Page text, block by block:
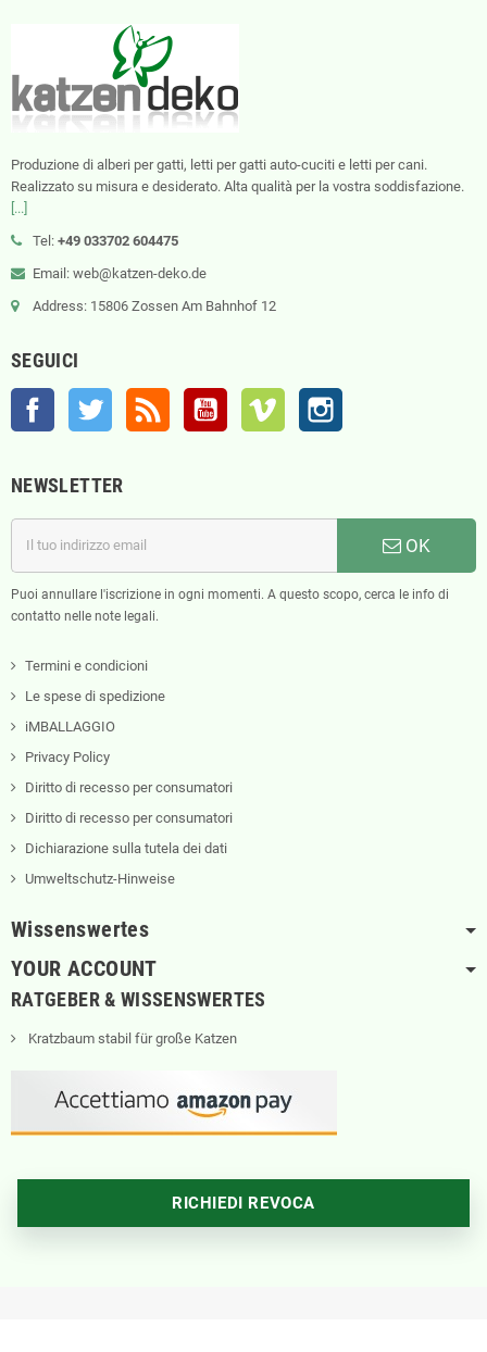
Produzione di alberi per gatti, letti per gatti auto-cuciti e letti per cani.
Realizzato su misura e desiderato. Alta qualità per la vostra soddisfazione.
[...]
Tel: +49 033702 604475
Email: web@katzen-deko.de
Address: 15806 Zossen Am Bahnhof 12
SEGUICI
Facebook Twitter YouTube Vimeo
NEWSLETTER
OK
Puoi annullare l'iscrizione in ogni momenti. A questo scopo, cerca le info di
contatto nelle note legali.
Termini e condicioni
Le spese di spedizione
iMBALLAGGIO
Privacy Policy
Diritto di recesso per consumatori
Diritto di recesso per consumatori
Dichiarazione sulla tutela dei dati
Umweltschutz-Hinweise
Wissenswertes
YOUR ACCOUNT
RATGEBER & WISSENSWERTES
Kratzbaum stabil für große Katzen
RICHIEDI REVOCA